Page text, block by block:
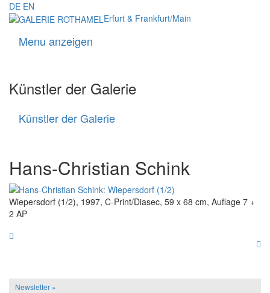
DE EN
Erfurt & Frankfurt/Main
Menu anzeigen
Künstler der Galerie
Künstler der Galerie
Hans-Christian Schink
Wiepersdorf (1/2), 1997, C-Print/Diasec, 59 x 68 cm, Auflage 7 +
2 AP
Newsletter »